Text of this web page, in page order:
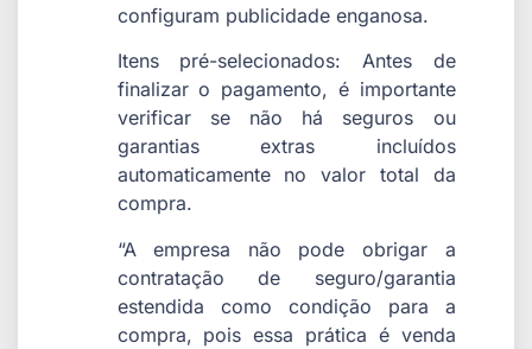
configuram publicidade enganosa.
Itens pré-selecionados: Antes de
finalizar o pagamento, é importante
verificar se não há seguros ou
garantias extras incluídos
automaticamente no valor total da
compra.
“A empresa não pode obrigar a
contratação de seguro/garantia
estendida como condição para a
compra, pois essa prática é venda